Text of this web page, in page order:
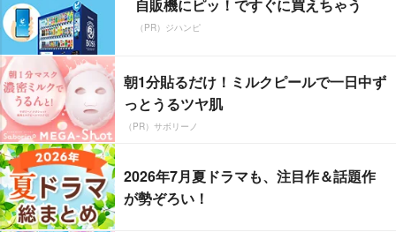
自販機にピッ！ですぐに買えちゃう
（PR）ジハンピ
朝1分貼るだけ！ミルクピールで一日中ず
っとうるツヤ肌
（PR）サボリーノ
2026年7月夏ドラマも、注目作＆話題作
が勢ぞろい！